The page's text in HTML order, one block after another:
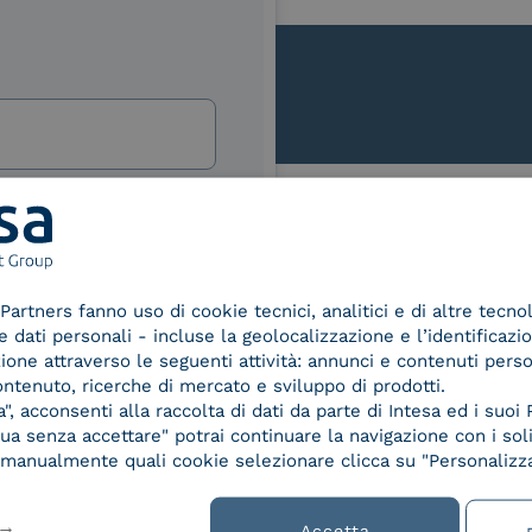
Trust
for
Service Provider e
Aggregatore SPID
e offerte di INTESA.
di INTESA.
inviando una e-mail
se non si desidera ricevere
facendo clic sul
e-mail.
nelle Norme di tutela della
di aver letto e compreso
fanno uso di cookie tecnici, analitici e di altre
dati personali - incluse la geolocalizzazione e
attraverso le seguenti attività: annunci e contenuti
ricerche di mercato e sviluppo di prodotti.
acconsenti alla raccolta di dati da parte di Intesa ed i suoi
senza accettare" potrai continuare la navigazione con i
quali cookie selezionare clicca su